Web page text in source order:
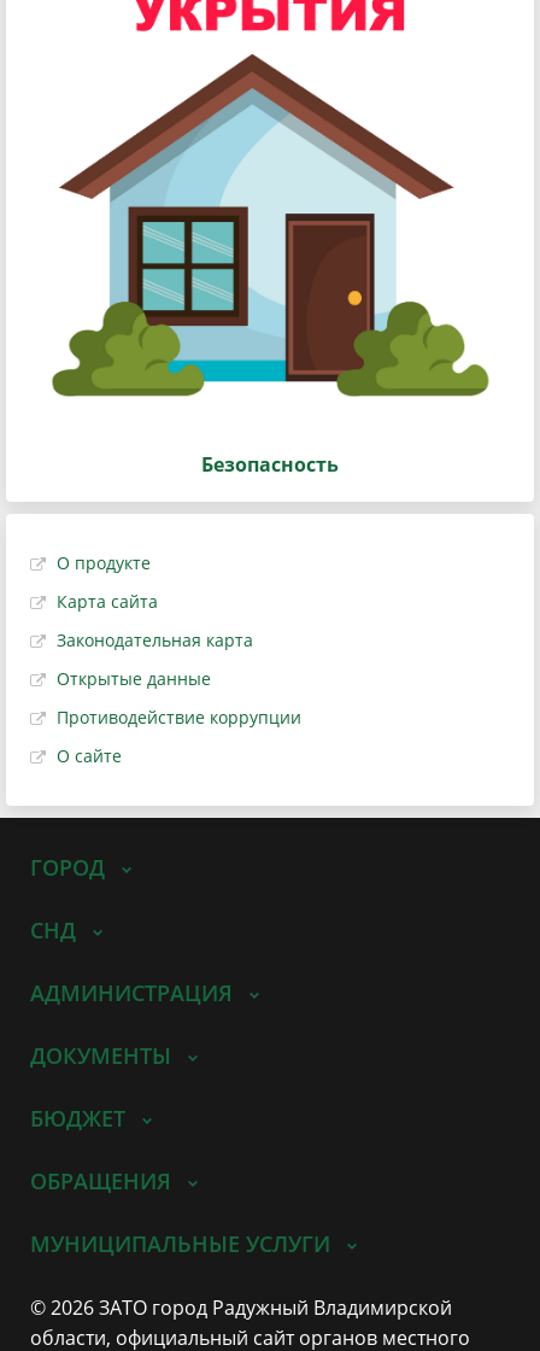
Безопасность
О продукте
Карта сайта
Законодательная карта
Открытые данные
Противодействие коррупции
О сайте
ГОРОД
СНД
АДМИНИСТРАЦИЯ
ДОКУМЕНТЫ
БЮДЖЕТ
ОБРАЩЕНИЯ
МУНИЦИПАЛЬНЫЕ УСЛУГИ
© 2026 ЗАТО город Радужный Владимирской
области, официальный сайт органов местного